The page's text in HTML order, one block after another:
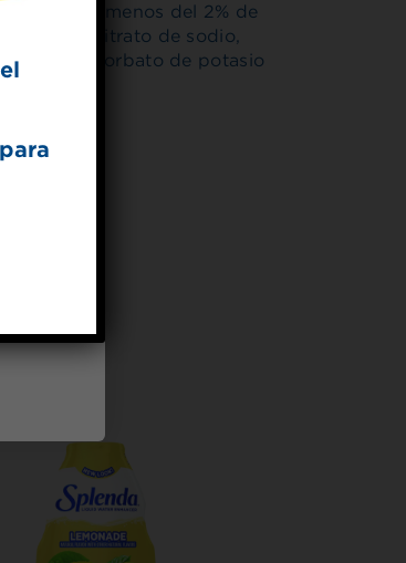
contiene menos del 2% de
potasio, citrato de sodio,
disódico, sorbato de potasio